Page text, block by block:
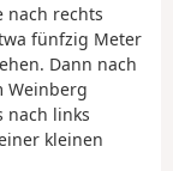
nach rechts
fünfzig Meter
Dann nach
Weinberg
nach links
kleinen